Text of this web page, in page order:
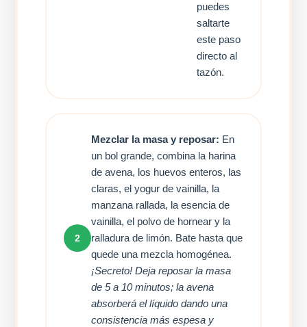
puedes
saltarte
este paso
directo al
tazón.
2
Mezclar la masa y reposar: En
un bol grande, combina la harina
de avena, los huevos enteros, las
claras, el yogur de vainilla, la
manzana rallada, la esencia de
vainilla, el polvo de hornear y la
ralladura de limón. Bate hasta que
quede una mezcla homogénea.
¡Secreto! Deja reposar la masa
de 5 a 10 minutos; la avena
absorberá el líquido dando una
consistencia más espesa y